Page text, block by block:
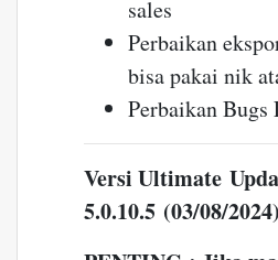
sales
Perbaikan
bisa pakai nik
Perbaikan
Versi Ultimate
5.0.10.5 (03/08/2024)